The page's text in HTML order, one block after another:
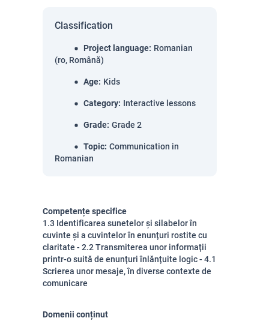
Classification
Project language: Romanian
(ro, Română)
Age: Kids
Category: Interactive lessons
Grade: Grade 2
Topic: Communication in
Romanian
Competențe specifice
1.3 Identificarea sunetelor și silabelor în
cuvinte și a cuvintelor în enunțuri rostite cu
claritate - 2.2 Transmiterea unor informații
printr-o suită de enunțuri înlănțuite logic - 4.1
Scrierea unor mesaje, în diverse contexte de
comunicare
Domenii conținut